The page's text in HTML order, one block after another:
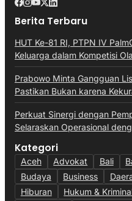
Berita Terbaru
HUT Ke-81 RI, PTPN IV
Keluarga dalam Kompetisi
Prabowo Minta Gangguan
Pastikan Bukan karena
Perkuat Sinergi dengan
Selaraskan Operasional
Kategori
Aceh Advokat Bali
Budaya
Business
Hiburan
Hukum &